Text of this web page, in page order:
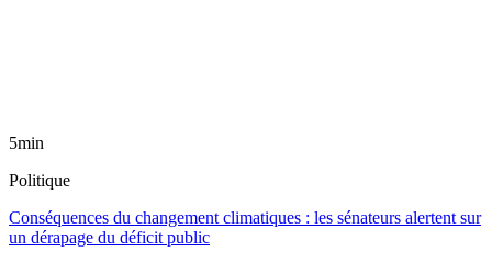
5min
Politique
Conséquences du changement climatiques : les sénateurs alertent sur
un dérapage du déficit public